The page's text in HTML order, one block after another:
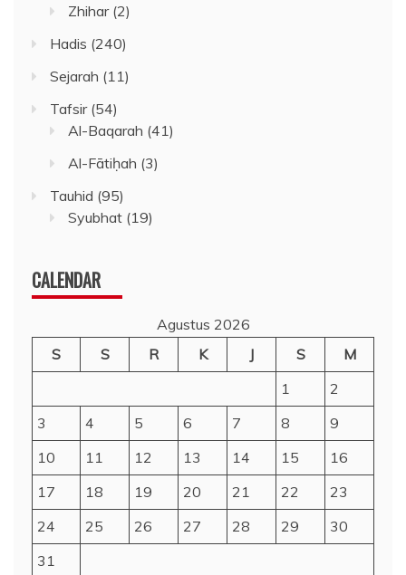
Zhihar(2)
Hadis (240)
Sejarah (11)
Tafsir(54)
Al-Baqarah (41)
Al-Fātiḥah (3)
Tauhid (95)
Syubhat (19)
CALENDAR
Agustus 2026
S
S R K J S
M
1
2
3
4 5 6 7 8
9
10
11 12 13 14 15
16
17
18 19 20 21 22
23
24
25 26 27 28 29
30
31